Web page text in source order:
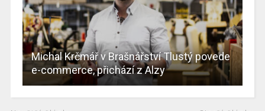
Michal Krčmář v Brašnářství Tlustý povede
e-commerce, přichází z Alzy